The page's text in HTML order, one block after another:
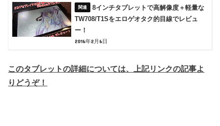
8インチタブレットで高解像度＋軽量な
TW708/T1Sをエロゲオタク的目線でレビュ
ー！
2016年2月6日
このタブレットの詳細については、上記リンクの記事よ
りどうぞ！